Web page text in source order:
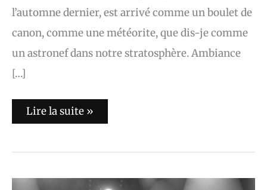
l’automne dernier, est arrivé comme un boulet de
canon, comme une météorite, que dis-je comme
un astronef dans notre stratosphère. Ambiance
[…]
Lire la suite »
Childhood